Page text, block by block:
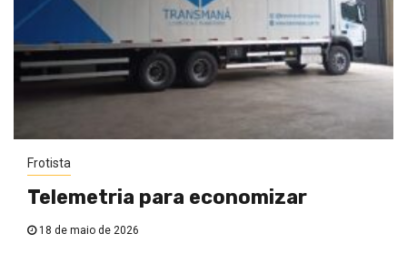
Frotista
Telemetria para economizar
18 de maio de 2026